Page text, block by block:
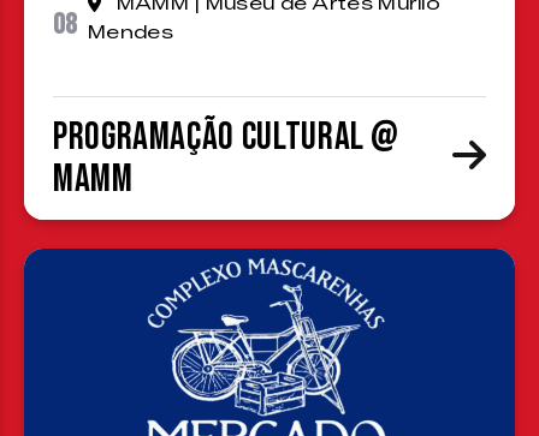
08 Mendes
Programação cultural @
MAMM